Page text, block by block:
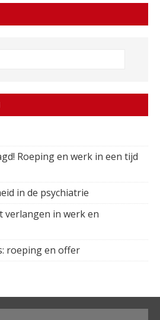
Roeping en werk in een tijd
in de psychiatrie
verlangen in werk en
roeping en offer